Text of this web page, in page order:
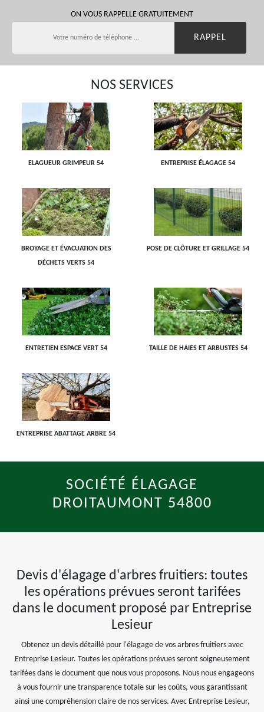
ON VOUS RAPPELLE GRATUITEMENT
NOS SERVICES
ELAGUEUR GRIMPEUR 54 ENTREPRISE ÉLAGAGE 54
BROYAGE ET ÉVACUATION DES
DÉCHETS VERTS 54
POSE DE CLÔTURE ET GRILLAGE 54
ENTRETIEN ESPACE VERT 54 TAILLE DE HAIES ET ARBUSTES 54
ENTREPRISE ABATTAGE ARBRE 54
SOCIÉTÉ ÉLAGAGE
DROITAUMONT 54800
Devis d'élagage d'arbres fruitiers: toutes
les opérations prévues seront tarifées
dans le document proposé par Entreprise
Lesieur
Obtenez un devis détaillé pour l'élagage de vos arbres fruitiers avec
Entreprise Lesieur. Toutes les opérations prévues seront soigneusement
tarifées dans le document que nous vous proposons. Nous nous engageons
à vous fournir une transparence totale sur les coûts, vous garantissant
ainsi une compréhension claire de nos services. Avec Entreprise Lesieur,